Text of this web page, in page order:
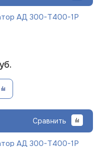
АД 300-Т400-1Р
Сравнить
АД 300-Т400-1Р